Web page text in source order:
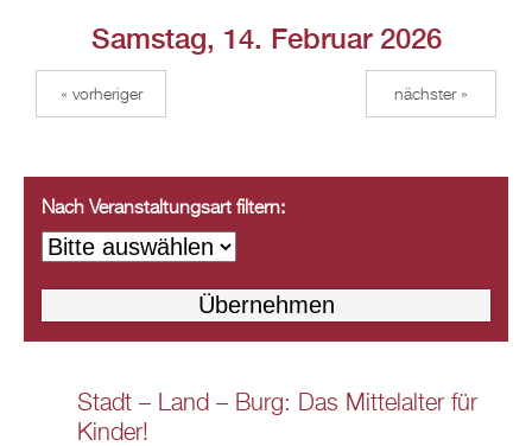
Samstag, 14. Februar 2026
« vorheriger nächster »
Nach Veranstaltungsart filtern:
Stadt – Land – Burg: Das Mittelalter für
Kinder!